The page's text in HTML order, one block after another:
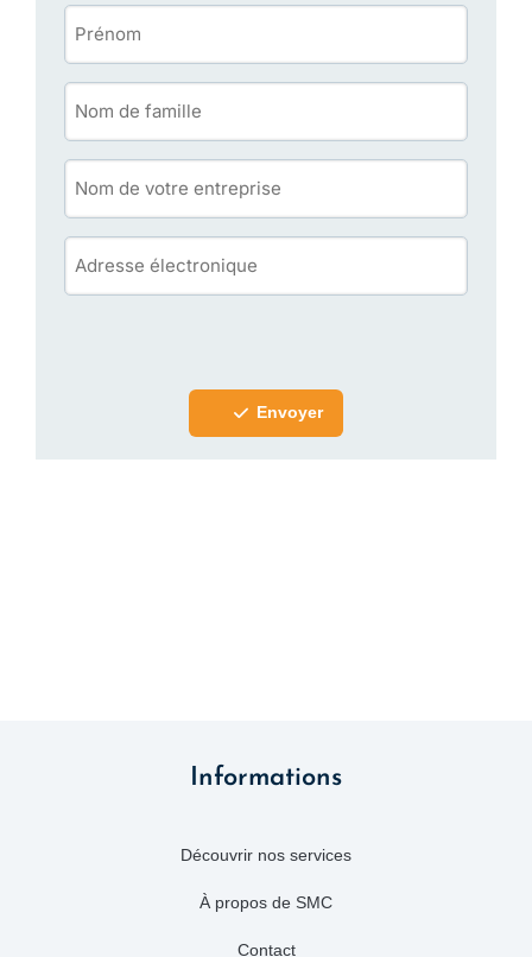
Envoyer
Informations
Découvrir nos services
À propos de SMC
Contact